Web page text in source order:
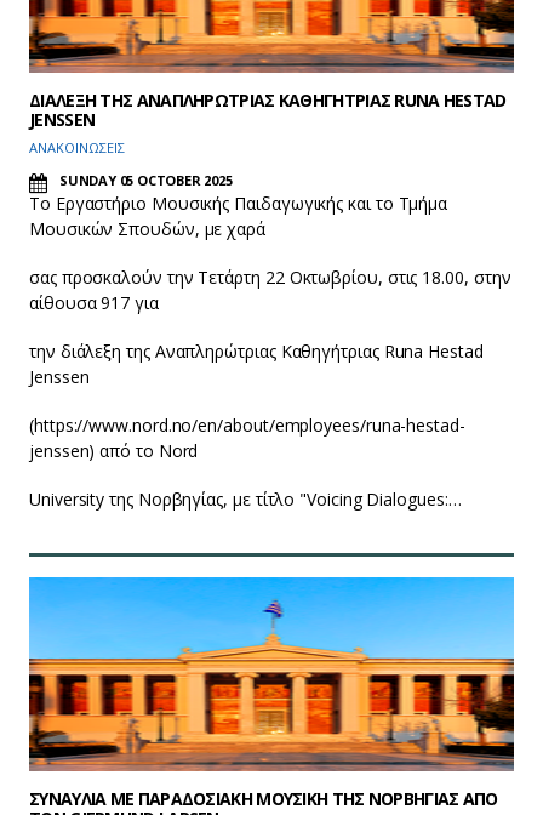
ΔΙΑΛΕΞΗ ΤΗΣ ΑΝΑΠΛΗΡΩΤΡΙΑΣ ΚΑΘΗΓΗΤΡΙΑΣ RUNA HESTAD
JENSSEN
ΑΝΑΚΟΙΝΩΣΕΙΣ
SUNDAY 05 OCTOBER 2025
Το Εργαστήριο Μουσικής Παιδαγωγικής και το Τμήμα
Μουσικών Σπουδών, με χαρά
σας προσκαλούν την Τετάρτη 22 Οκτωβρίου, στις 18.00, στην
αίθουσα 917 για
την διάλεξη της Αναπληρώτριας Καθηγήτριας Runa Hestad
Jenssen
(https://www.nord.no/en/about/employees/runa-hestad-
jenssen) από το Nord
University της Νορβηγίας, με τίτλο "Voicing Dialogues:…
ΣΥΝΑΥΛΙΑ ΜΕ ΠΑΡΑΔΟΣΙΑΚΗ ΜΟΥΣΙΚΗ ΤΗΣ ΝΟΡΒΗΓΙΑΣ ΑΠΟ